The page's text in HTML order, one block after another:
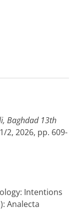
Baghdad 13th
2, 2026, pp. 609-
Intentions
Analecta